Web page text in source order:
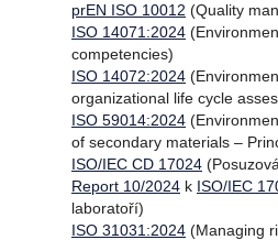
prEN ISO 10012 (Quality
ISO 14071:2024
competencies)
ISO 14072:2024
organizational life cycle
ISO 59014:2024
of secondary materials –
ISO/IEC CD 17024
Report 10/2024 k ISO/IEC
laboratoří)
ISO 31031:2024 (Managing